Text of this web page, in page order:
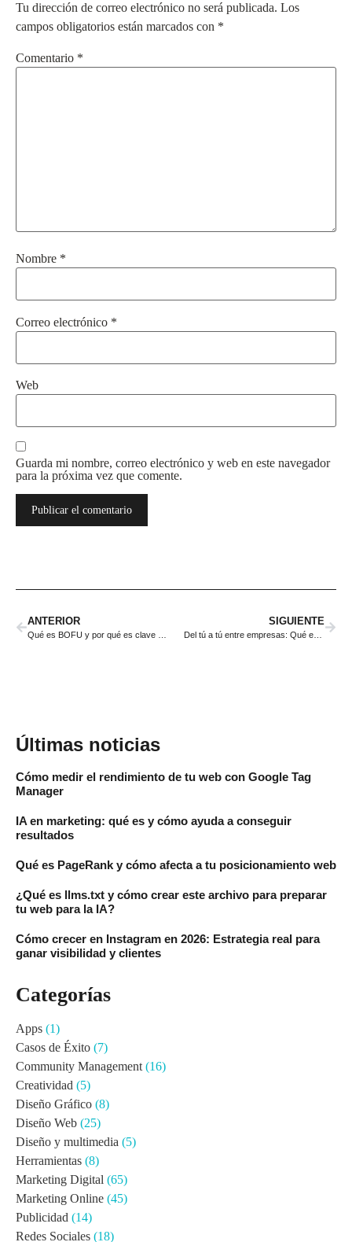
Tu dirección de correo electrónico no será publicada. Los
campos obligatorios están marcados con *
Comentario *
Nombre *
Correo electrónico *
Web
Guarda mi nombre, correo electrónico y web en este navegador
para la próxima vez que comente.
ANTERIOR SIGUIENTE
Últimas noticias
Cómo medir el rendimiento de tu web con Google Tag
Manager
IA en marketing: qué es y cómo ayuda a conseguir
resultados
Qué es PageRank y cómo afecta a tu posicionamiento web
¿Qué es llms.txt y cómo crear este archivo para preparar
tu web para la IA?
Cómo crecer en Instagram en 2026: Estrategia real para
ganar visibilidad y clientes
Categorías
Apps (1)
Casos de Éxito (7)
Community Management (16)
Creatividad (5)
Diseño Gráfico (8)
Diseño Web (25)
Diseño y multimedia (5)
Herramientas (8)
Marketing Digital (65)
Marketing Online (45)
Publicidad (14)
Redes Sociales (18)